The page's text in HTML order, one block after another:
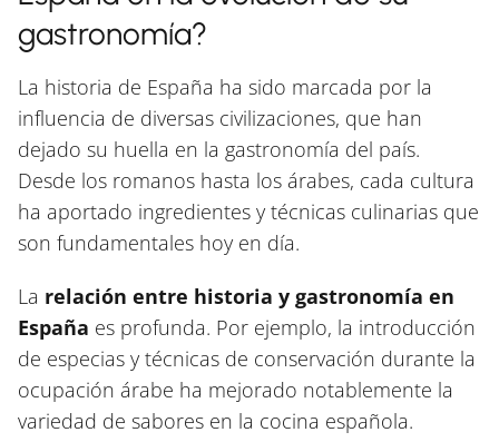
gastronomía?
La historia de España ha sido marcada por la
influencia de diversas civilizaciones, que han
dejado su huella en la gastronomía del país.
Desde los romanos hasta los árabes, cada cultura
ha aportado ingredientes y técnicas culinarias que
son fundamentales hoy en día.
La relación entre historia y gastronomía en
España es profunda. Por ejemplo, la introducción
de especias y técnicas de conservación durante la
ocupación árabe ha mejorado notablemente la
variedad de sabores en la cocina española.